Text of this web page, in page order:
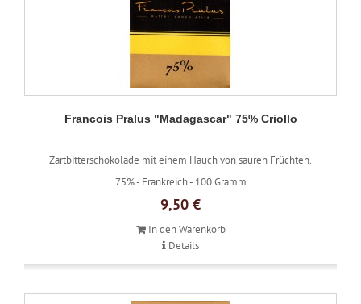
Francois Pralus "Madagascar" 75% Criollo
Zartbitterschokolade mit einem Hauch von sauren Früchten.
75% - Frankreich - 100 Gramm
9,50 €
In den Warenkorb
Details